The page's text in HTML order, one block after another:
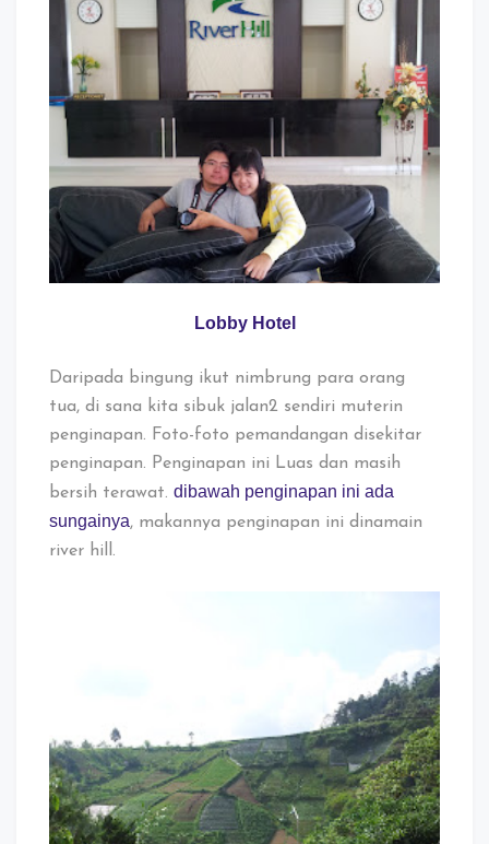
Lobby Hotel
Daripada bingung ikut nimbrung para orang
tua, di sana kita sibuk jalan2 sendiri muterin
penginapan. Foto-foto pemandangan disekitar
penginapan. Penginapan ini Luas dan masih
bersih terawat. dibawah penginapan ini ada
sungainya, makannya penginapan ini dinamain
river hill.